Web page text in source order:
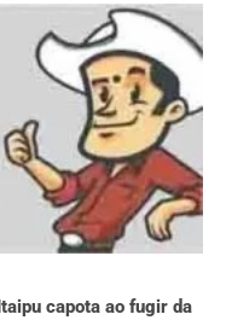
capota ao fugir da